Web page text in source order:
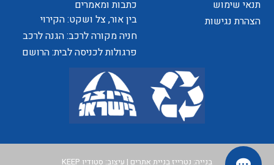
האתר
תנאי שימוש
הצהרת נגישות
כתבות ומאמרים
בין אור, צל ושקט: הקירוי
כאלמנט מעצב בחוויית המרחב
חניה מקורה לרכב: הגנה לרכב
ושדרוג לבית
פרגולות לכניסה לבית: הרושם
בנייה: נטרייז בניית אתרים | עיצוב: סטודיו KEEP